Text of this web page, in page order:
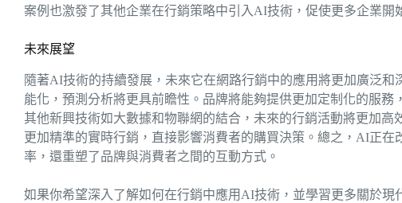
案例也激發了其他企業在行銷策略中引入AI技術，促使更多企業開
未來展望
隨著AI技術的持續發展，未來它在網路行銷中的應用將更加廣泛
能化，預測分析將更具前瞻性。品牌將能夠提供更加定制化的服
其他新興技術如大數據和物聯網的結合，未來的行銷活動將更加
更加精準的實時行銷，直接影響消費者的購買決策。總之，AI正
率，還重塑了品牌與消費者之間的互動方式。
如果你希望深入了解如何在行銷中應用AI技術，並學習更多關於現